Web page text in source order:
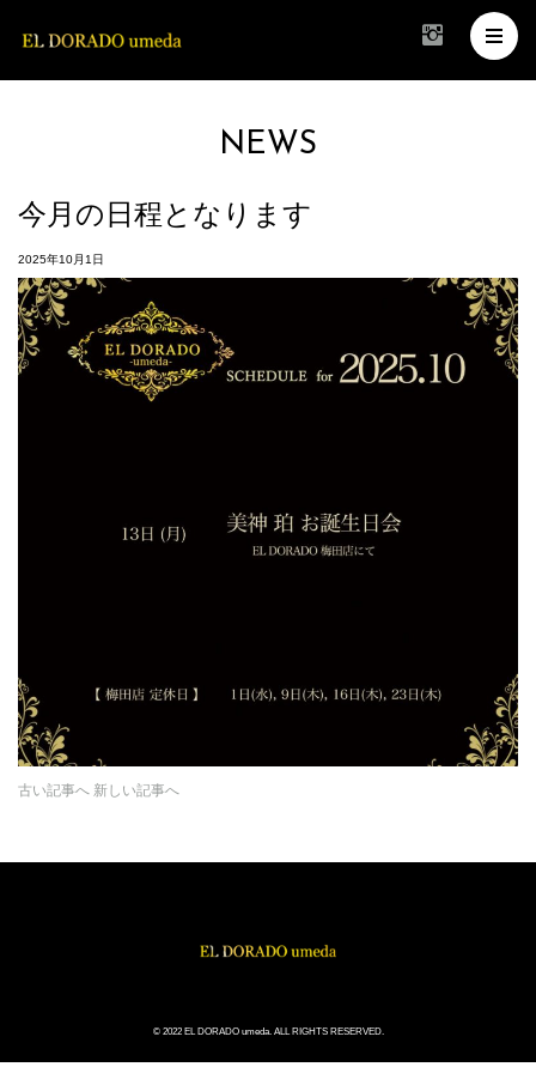
NEWS
今月の日程となります
2025年10月1日
古い記事へ 新しい記事へ
© 2022 EL DORADO umeda. ALL RIGHTS RESERVED.